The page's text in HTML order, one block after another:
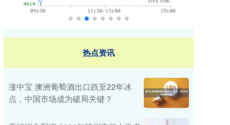
热点资讯
涨中宝 澳洲葡萄酒出口跌至22年冰
点，中国市场成为破局关键？